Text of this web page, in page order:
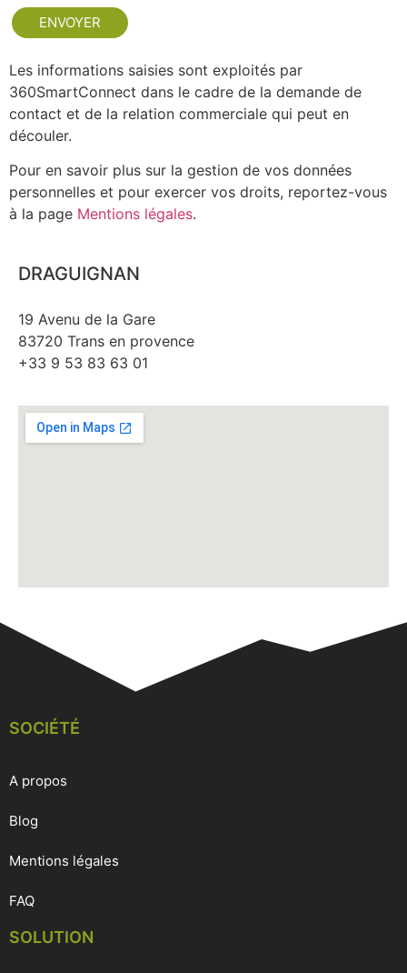
ENVOYER
Les informations saisies sont exploités par
360SmartConnect dans le cadre de la demande de
contact et de la relation commerciale qui peut en
découler.
Pour en savoir plus sur la gestion de vos données
personnelles et pour exercer vos droits, reportez-vous
à la page Mentions légales.
DRAGUIGNAN
19 Avenu de la Gare
83720 Trans en provence
+33 9 53 83 63 01
SOCIÉTÉ
A propos
Blog
Mentions légales
FAQ
SOLUTION